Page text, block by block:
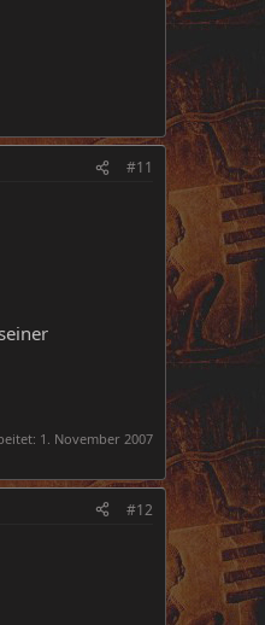
#11
1. November 2007
#12